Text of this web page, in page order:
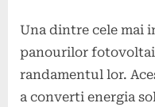
Una dintre cele mai
panourilor
randamentul lor.
a converti energia